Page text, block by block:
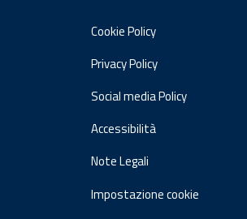
Cookie Policy
Privacy Policy
Social media Policy
Accessibilità
Note Legali
Impostazione cookie